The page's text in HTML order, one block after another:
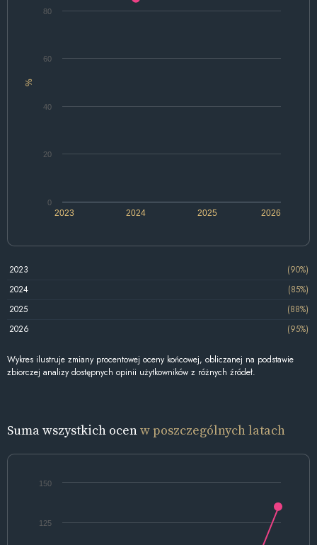
%
2024 2026
2023 2025
0
20
40
60
80
2023
(90%)
2024
(85%)
2025
(88%)
2026
(95%)
Wykres ilustruje zmiany procentowej oceny końcowej, obliczanej na podstawie
zbiorczej analizy dostępnych opinii użytkowników z różnych źródeł.
Suma wszystkich ocenw poszczególnych latach
125
150